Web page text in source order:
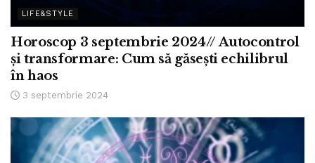
LIFE&STYLE
Horoscop 3 septembrie 2024// Autocontrol
și transformare: Cum să găsești echilibrul
în haos
3 septembrie 2024